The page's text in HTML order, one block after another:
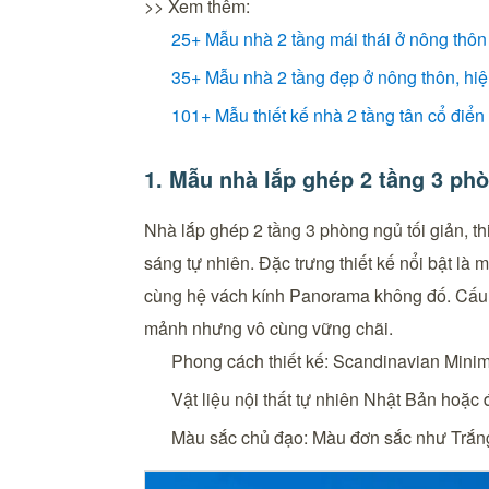
>> Xem thêm:
25+ Mẫu nhà 2 tầng mái thái ở nông
35+ Mẫu nhà 2 tầng đẹp ở nông thôn,
101+ Mẫu thiết kế nhà 2 tầng tân cổ
1. Mẫu nhà lắp ghép 2 tầng 3
Nhà lắp ghép 2 tầng 3 phòng ngủ tối giản,
sáng tự nhiên. Đặc trưng thiết kế nổi bật là
cùng hệ vách kính Panorama không đố.
mảnh nhưng vô cùng vững chãi.
Phong cách thiết kế: Scandinavian
Vật liệu nội thất tự nhiên Nhật Bản
Màu sắc chủ đạo: Màu đơn sắc như